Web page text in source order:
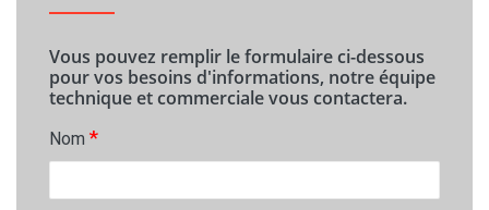
Vous pouvez remplir le formulaire ci-dessous
pour vos besoins d'informations, notre équipe
technique et commerciale vous contactera.
Nom *